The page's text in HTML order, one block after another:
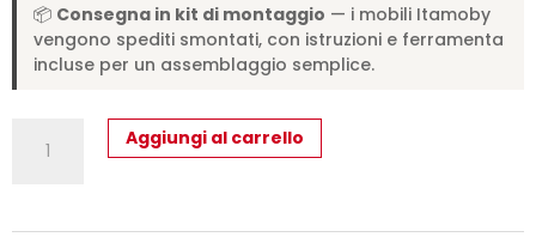
📦 Consegna in kit di montaggio — i mobili Itamoby
vengono spediti smontati, con istruzioni e ferramenta
incluse per un assemblaggio semplice.
allungabile
Aggiungi al carrello